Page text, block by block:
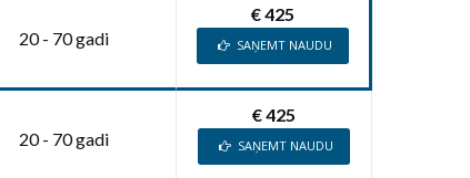
20 - 70 gadi
€ 425
SAŅEMT NAUDU
20 - 70 gadi
€ 425
SAŅEMT NAUDU